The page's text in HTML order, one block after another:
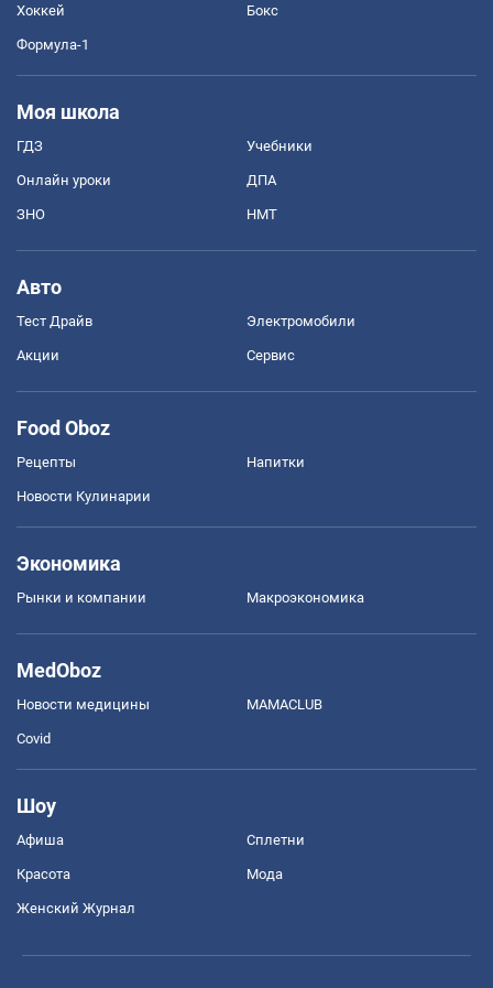
Хоккей Бокс
Формула-1
Моя школа
ГДЗ Учебники
Онлайн уроки ДПА
ЗНО НМТ
Авто
Тест Драйв Электромобили
Акции Сервис
Food Oboz
Рецепты Напитки
Новости Кулинарии
Экономика
Рынки и компании Mакроэкономика
MedOboz
Новости медицины MAMACLUB
Covid
Шоу
Афиша Сплетни
Красота Мода
Женский Журнал